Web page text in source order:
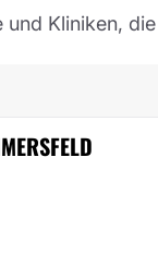
Kliniken,